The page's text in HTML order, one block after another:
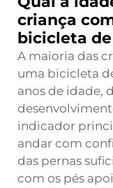
criança
bicicleta
A maioria das
uma bicicleta
anos de idade,
indicador
andar com
das pernas
com os pés